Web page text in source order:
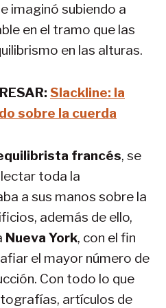
imaginó subiendo a
en el tramo que las
en las alturas.
Slackline: la
sobre la cuerda
francés, se
toda la
a sus manos sobre la
además de ello,
Nueva York, con el fin
el mayor número de
Con todo lo que
artículos de